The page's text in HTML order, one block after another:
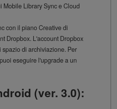
Mobile Library Sync e Cloud
con il piano Creative di
Dropbox. L'account Dropbox
spazio di archiviazione. Per
eseguire l'upgrade a un
(ver. 3.0):